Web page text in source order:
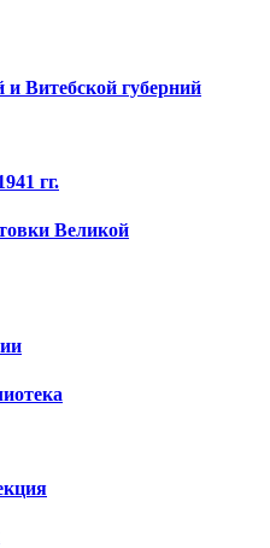
Витебской губерний
гг.
Великой